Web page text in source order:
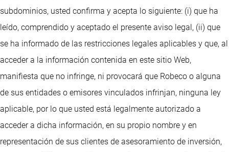
subdominios, usted confirma y acepta lo siguiente: (i) que ha
leído, comprendido y aceptado el presente aviso legal, (ii) que
se ha informado de las restricciones legales aplicables y que, al
acceder a la información contenida en este sitio Web,
manifiesta que no infringe, ni provocará que Robeco o alguna
de sus entidades o emisores vinculados infrinjan, ninguna ley
aplicable, por lo que usted está legalmente autorizado a
acceder a dicha información, en su propio nombre y en
representación de sus clientes de asesoramiento de inversión,